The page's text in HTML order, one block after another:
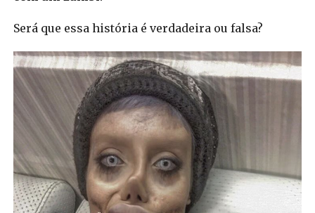
Será que essa história é verdadeira ou falsa?